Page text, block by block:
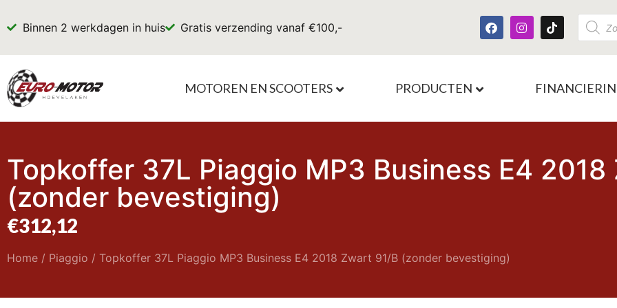
Binnen 2 werkdagen in huis Gratis verzending vanaf €100,-
MOTOREN EN SCOOTERS PRODUCTEN
Topkoffer 37L Piaggio MP3 Business E4
(zonder bevestiging)
€312,12
Home / Piaggio / Topkoffer 37L Piaggio MP3 Business E4 2018 Zwart 91/B (zonder bevestiging)